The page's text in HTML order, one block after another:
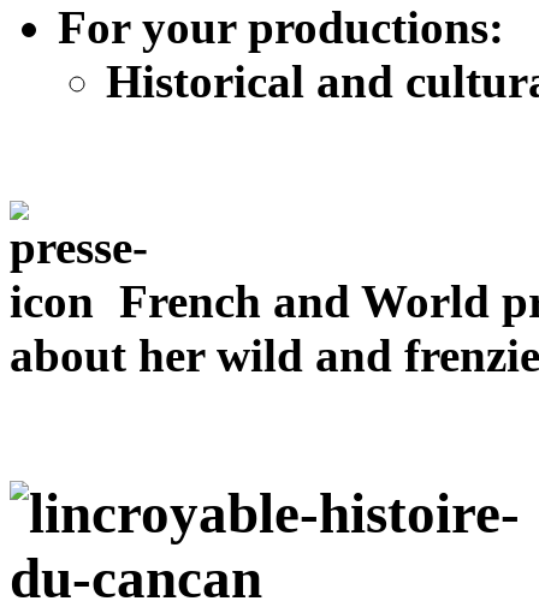
For your productions:
Historical and
French and World
about her wild and